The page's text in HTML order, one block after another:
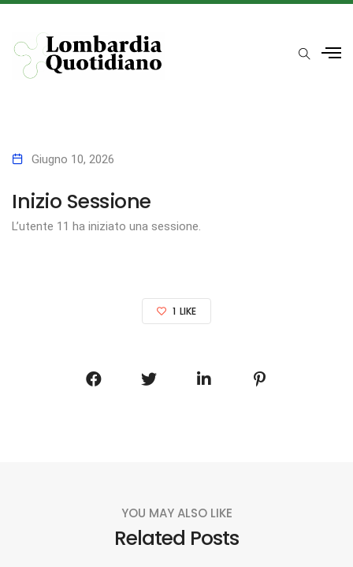
Giugno 10, 2026
Inizio Sessione
L’utente 11 ha iniziato una sessione.
1 LIKE
YOU MAY ALSO LIKE
Related Posts